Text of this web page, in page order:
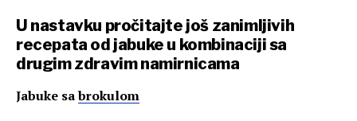
U nastavku pročitajte još zanimljivih
recepata od jabuke u kombinaciji sa
drugim zdravim namirnicama
Jabuke sabrokulom